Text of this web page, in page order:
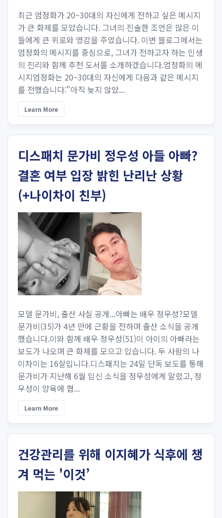
최근 엄정화가 20~30대의 자신에게 전하고 싶은 메시지
가 큰 화제를 모았습니다. 그녀의 진솔한 조언은 많은 이
들에게 큰 위로와 영감을 주었습니다. 이번 블로그에서는
엄정화의 메시지를 중심으로, 그녀가 전하고자 하는 인생
의 진리와 함께 추천 도서를 소개하겠습니다.엄정화의 메
시지엄정화는 20~30대의 자신에게 다음과 같은 메시지
를 전했습니다:"아직 늦지 않았...
Learn More
디스패치 문가비 정우성 아들 아빠?
결혼 여부 입장 밝힌 난리난 상황
(+나이차이 친부)
모델 문가비, 출산 사실 공개...아빠는 배우 정우성?모델
문가비(35)가 4년 만에 근황을 전하며 출산 소식을 공개
했습니다.이와 함께 배우 정우성(51)이 아이의 아빠라는
보도가 나오며 큰 화제를 모으고 있습니다. 두 사람의 나
이차이는 16살입니다.디스패치는 24일 단독 보도를 통해
문가비가 지난해 6월 임신 소식을 정우성에게 알렸고, 정
우성이 양육에 협...
Learn More
건강관리를 위해 이지혜가 식후에 챙
겨 먹는 '이것’